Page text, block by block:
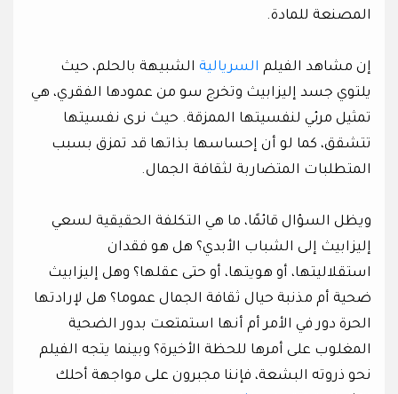
المصنعة للمادة.
إن مشاهد الفيلم السريالية الشبيهة بالحلم، حيث
يلتوي جسد إليزابيث وتخرج سو من عمودها الفقري، هي
تمثيل مرئي لنفسيتها الممزقة. حيث نرى نفسيتها
تتشقق، كما لو أن إحساسها بذاتها قد تمزق بسبب
المتطلبات المتضاربة لثقافة الجمال.
ويظل السؤال قائمًا، ما هي التكلفة الحقيقية لسعي
إليزابيث إلى الشباب الأبدي؟ هل هو فقدان
استقلاليتها، أو هويتها، أو حتى عقلها؟ وهل إليزابيث
ضحية أم مذنبة حيال ثقافة الجمال عموما؟ هل لإرادتها
الحرة دور في الأمر أم أنها استمتعت بدور الضحية
المغلوب على أمرها للحظة الأخيرة؟ وبينما يتجه الفيلم
نحو ذروته البشعة، فإننا مجبرون على مواجهة أحلك